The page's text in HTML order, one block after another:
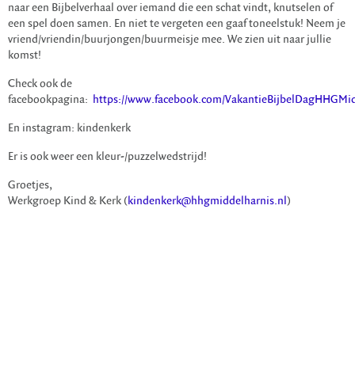
naar een Bijbelverhaal over iemand die een schat vindt, knutselen of
een spel doen samen. En niet te vergeten een gaaf toneelstuk! Neem je
vriend/vriendin/buurjongen/buurmeisje mee. We zien uit naar jullie
komst!
Check ook de
facebookpagina: https://www.facebook.com/
En instagram: kindenkerk
Er is ook weer een kleur-/puzzelwedstrijd!
Groetjes,
Werkgroep Kind & Kerk (kindenkerk@hhgmiddelharnis.nl)